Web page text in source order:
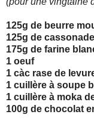
125g de beurre
125g de cassonade
175g de farine
1 oeuf
1 càc rase de
1 cuillère à soupe
1 cuillère à moka
100g de chocolat